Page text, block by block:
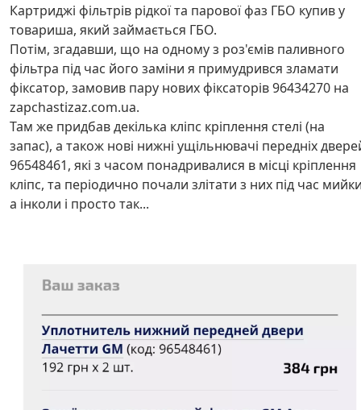
Картриджі фільтрів рідкої та парової фаз ГБО купив у
товариша, який займається ГБО.
Потім, згадавши, що на одному з роз'ємів паливного
фільтра під час його заміни я примудрився зламати
фіксатор, замовив пару нових фіксаторів 96434270 на
zapchastizaz.com.ua.
Там же придбав декілька кліпс кріплення стелі (на
запас), а також нові нижні ущільнювачі передніх
96548461, які з часом понадривалися в місці кріплення
кліпс, та періодично почали злітати з них під час
а інколи і просто так...